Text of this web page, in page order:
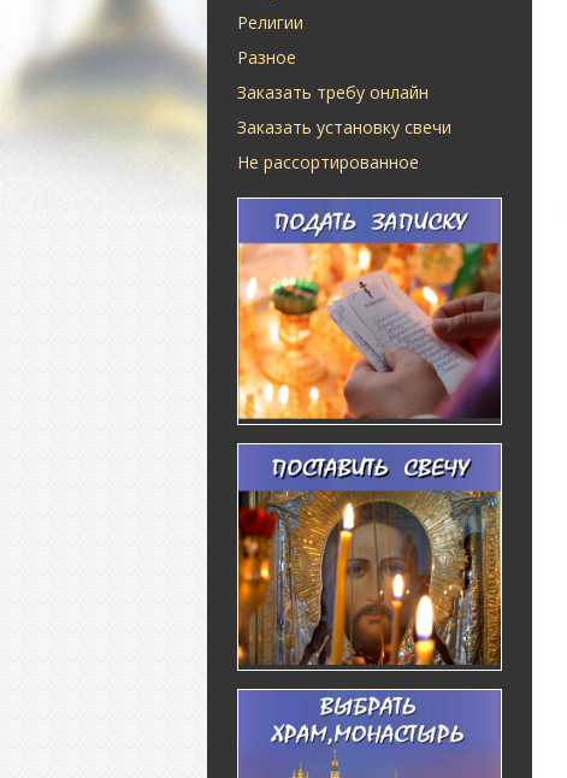
Религии
Разное
Заказать требу онлайн
Заказать установку свечи
Не рассортированное